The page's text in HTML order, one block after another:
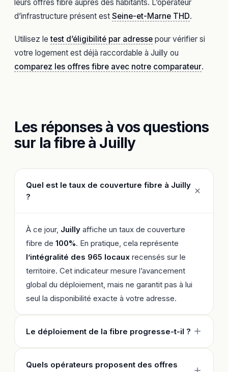
leurs offres fibre auprès des habitants. L’opérateur
d’infrastructure présent est Seine-et-Marne THD.
Utilisez letest d’éligibilité par adresse pour vérifier si
votre logement est déjà raccordable à Juilly ou
comparez les offres fibre avec notre comparateur.
Les réponses à vos questions
sur la fibre à Juilly
Quel est le taux de couverture fibre à Juilly
?
À ce jour, Juilly affiche un taux de couverture
fibre de 100%. En pratique, cela représente
l’intégralité des 965 locaux recensés sur le
territoire. Cet indicateur mesure l’avancement
global du déploiement, mais ne garantit pas à lui
seul la disponibilité exacte à votre adresse.
Le déploiement de la fibre progresse-t-il ?
Quels opérateurs proposent des offres